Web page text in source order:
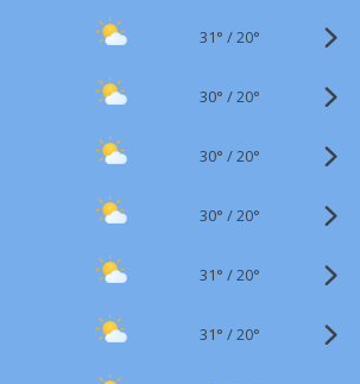
31° /20°
30° /20°
30° /20°
30° /20°
31° /20°
31° /20°